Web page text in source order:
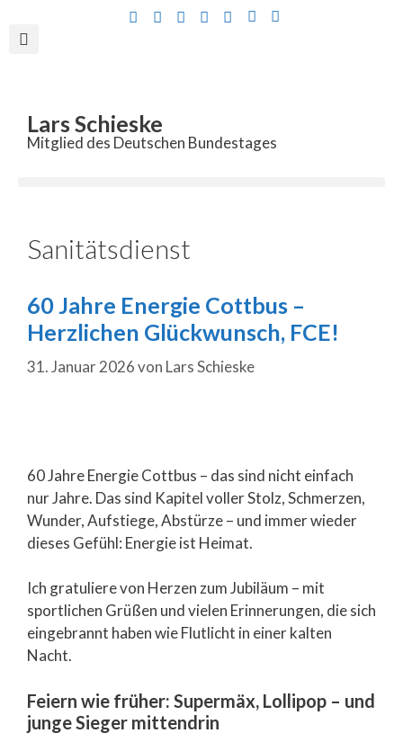
Lars Schieske
Mitglied des Deutschen Bundestages
Sanitätsdienst
60 Jahre Energie Cottbus –
Herzlichen Glückwunsch, FCE!
31. Januar 2026von Lars Schieske
60 Jahre Energie Cottbus – das sind nicht einfach
nur Jahre. Das sind Kapitel voller Stolz, Schmerzen,
Wunder, Aufstiege, Abstürze – und immer wieder
dieses Gefühl: Energie ist Heimat.
Ich gratuliere von Herzen zum Jubiläum – mit
sportlichen Grüßen und vielen Erinnerungen, die sich
eingebrannt haben wie Flutlicht in einer kalten
Nacht.
Feiern wie früher: Supermäx, Lollipop – und
junge Sieger mittendrin